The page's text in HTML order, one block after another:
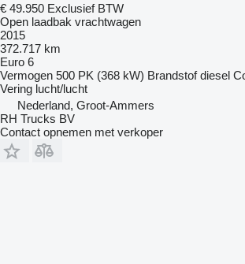
€ 49.950 Exclusief BTW
Open laadbak vrachtwagen
2015
372.717 km
Euro 6
Vermogen 500 PK (368 kW) Brandstof diesel
Vering lucht/lucht
Nederland, Groot-Ammers
RH Trucks BV
Contact opnemen met verkoper